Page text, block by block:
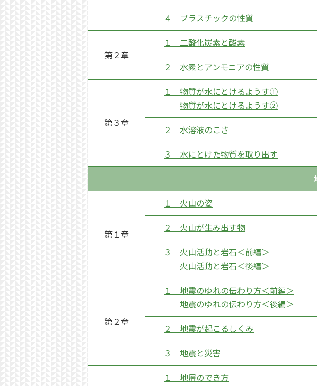
４ プラスチックの性質
第２章
１ 二酸化炭素と酸素
２ 水素とアンモニアの性質
第３章
１ 物質が水にとけるようす①
物質が水にとけるようす②
２ 水溶液のこさ
３ 水にとけた物質を取り出す
第１章
１ 火山の姿
２ 火山が生み出す物
３ 火山活動と岩石＜前編＞
火山活動と岩石＜後編＞
第２章
１ 地震のゆれの伝わり方＜前編＞
地震のゆれの伝わり方＜後編＞
２ 地震が起こるしくみ
３ 地震と災害
１ 地層のでき方